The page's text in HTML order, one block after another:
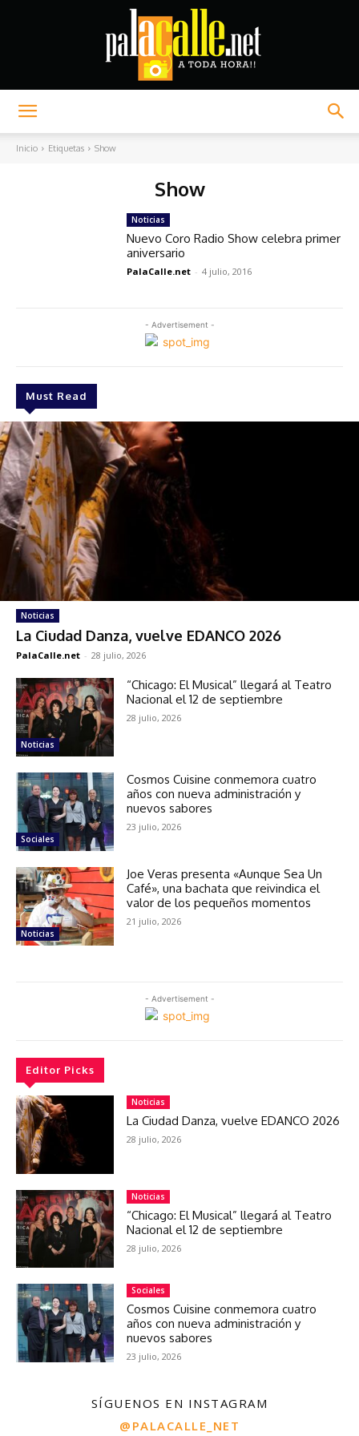
Inicio Etiquetas Show
Show
- Advertisement -
Must Read
Noticias
La Ciudad Danza, vuelve EDANCO 2026
PalaCalle.net - 28 julio, 2026
Noticias
“Chicago: El Musical” llegará al Teatro
Nacional el 12 de septiembre
28 julio, 2026
Sociales
Cosmos Cuisine conmemora cuatro
años con nueva administración y
nuevos sabores
23 julio, 2026
Noticias
Joe Veras presenta «Aunque Sea Un
Café», una bachata que reivindica el
valor de los pequeños momentos
21 julio, 2026
Noticias
Nuevo Coro Radio Show celebra primer
aniversario
PalaCalle.net - 4 julio, 2016
- Advertisement -
Editor Picks
Noticias
La Ciudad Danza, vuelve EDANCO 2026
28 julio, 2026
Noticias
“Chicago: El Musical” llegará al Teatro
Nacional el 12 de septiembre
28 julio, 2026
Sociales
Cosmos Cuisine conmemora cuatro
años con nueva administración y
nuevos sabores
23 julio, 2026
SÍGUENOS EN INSTAGRAM
@PALACALLE_NET